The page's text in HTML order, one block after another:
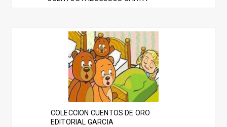
COLECCION CUENTOS DE ORO
EDITORIAL GARCIA